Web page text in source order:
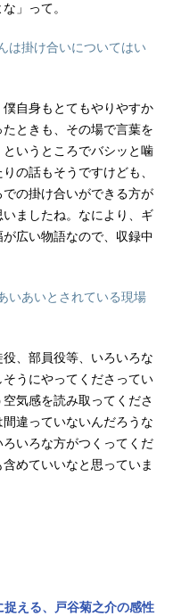
」って。
は掛け合いについてはい
自身もとてもやりやすか
ときも、その場で言葉を
いうところでバシッと噛
の話もそうですけども、
の掛け合いができる方が
ましたね。なにより、ギ
広い物語なので、収録中
いあいとされている現場
、部員役等、いろいろな
うにやってくださってい
気感を読み取ってくださ
違っていないんだろうな
いろな方がつくってくだ
めていいなと思っていま
える、戸谷菊之介の感性